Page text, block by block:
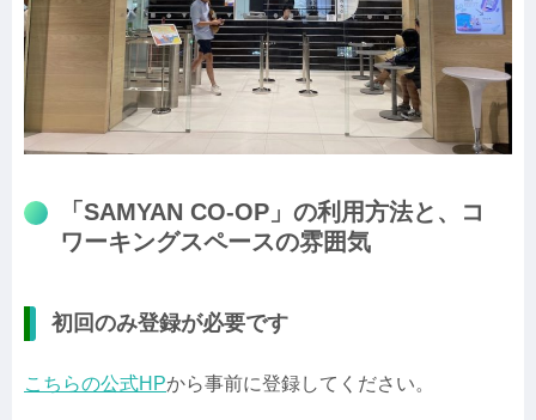
「 SAMYAN CO-OP 」の利用方法と、コ
ワーキングスペースの雰囲気
初回のみ登録が必要です
こちらの公式HPから事前に登録してください。